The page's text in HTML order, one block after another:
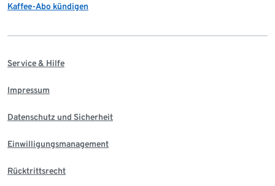
Kaffee-Abo kündigen
Service & Hilfe
Impressum
Datenschutz und Sicherheit
Einwilligungsmanagement
Rücktrittsrecht